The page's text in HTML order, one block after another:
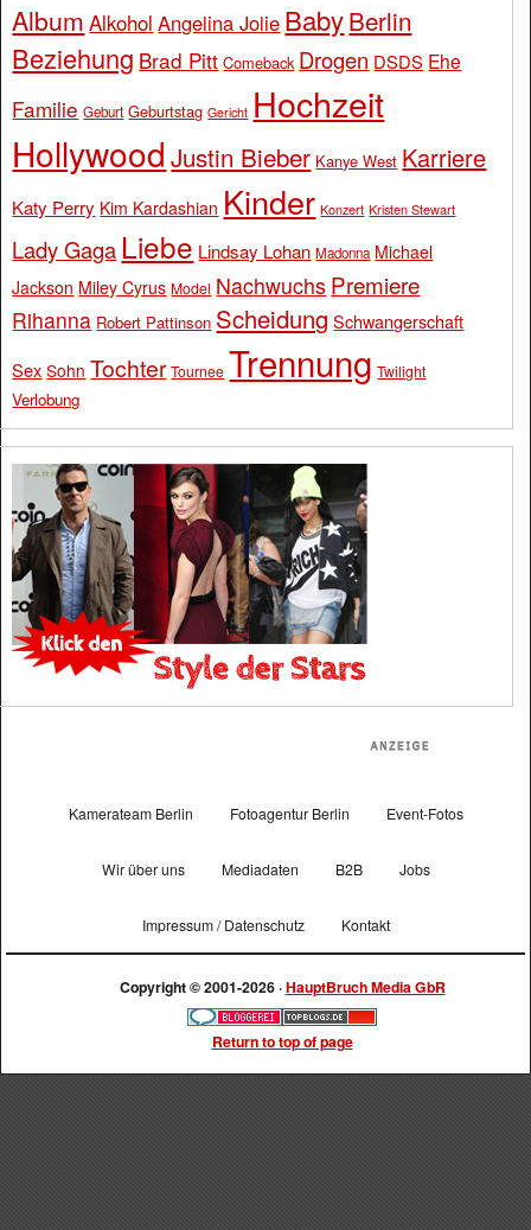
Album Alkohol Angelina Jolie BabyBerlin
Beziehung Brad Pitt Comeback Drogen DSDS Ehe
Familie Geburt Geburtstag Gericht Hochzeit
Hollywood Justin Bieber Kanye West Karriere
Katy Perry Kim Kardashian Kinder Konzert Kristen Stewart
Lady Gaga Liebe Lindsay Lohan Madonna Michael
Jackson Miley Cyrus Model Nachwuchs Premiere
Rihanna Robert Pattinson Scheidung Schwangerschaft
Sex Sohn Tochter Tournee Trennung Twilight
Verlobung
Kamerateam Berlin Fotoagentur Berlin Event-Fotos
Wir über uns Mediadaten B2B Jobs
Impressum / Datenschutz Kontakt
Copyright © 2001-2026 ·HauptBruch Media GbR
Return to top of page